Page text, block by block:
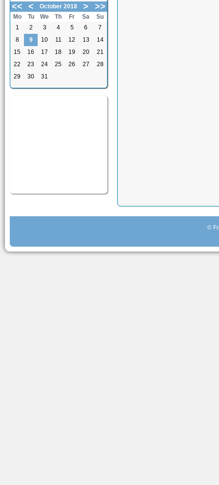
<< < October 2018 > >>
Mo Tu We Th Fr Sa
Su
1
2 3 4 5 6
7
8
9 10 11 12 13
14
15
16 17 18 19 20
21
22
23 24 25 26 27
28
29
30 31
©